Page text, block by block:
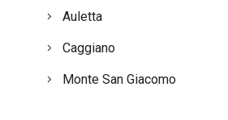
Auletta
Caggiano
Monte San Giacomo